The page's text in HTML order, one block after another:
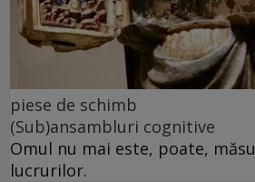
piese de schimb
(Sub)ansambluri cognitive
Omul nu mai este, poate,
lucrurilor.